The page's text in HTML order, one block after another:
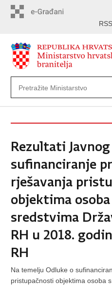
RSS
Rezultati Javnog
sufinanciranje
rješavanja
objektima
sredstvima
RH u 2018.
RH
Na temelju Odluke o
pristupačnosti objektima osoba